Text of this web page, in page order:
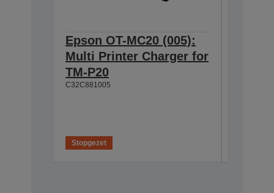
Epson OT-MC20 (005):
Multi Printer Charger for
TM-P20
C32C881005
Stopgezet